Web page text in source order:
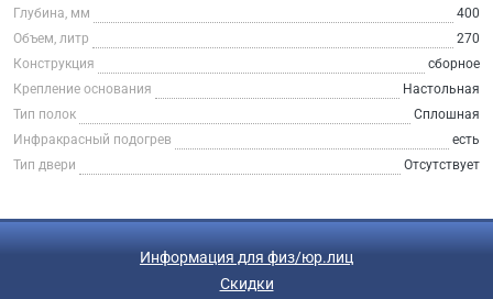
Глубина, мм
400
Объем, литр
270
Конструкция
сборное
Крепление основания
Настольная
Тип полок
Сплошная
Инфракрасный подогрев
есть
Тип двери
Отсутствует
Информация для физ/юр.лиц
Скидки